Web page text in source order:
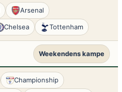
Arsenal
Chelsea Tottenham
Weekendens kampe
Championship